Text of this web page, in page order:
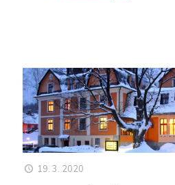
19. 3. 2020